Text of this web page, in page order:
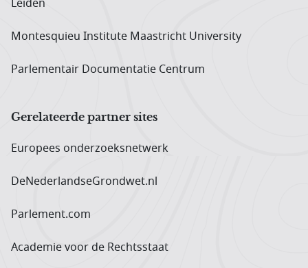
Montesquieu Institute Maastricht University
Parlementair Documentatie Centrum
Gerelateerde partner sites
Europees onderzoeks­netwerk
DeNederlandseGrondwet.nl
Parlement.com
Academie voor de Rechtsstaat